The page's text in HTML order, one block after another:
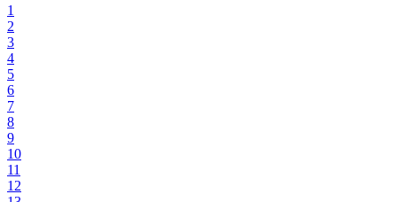
1
2
3
4
5
6
7
8
9
10
11
12